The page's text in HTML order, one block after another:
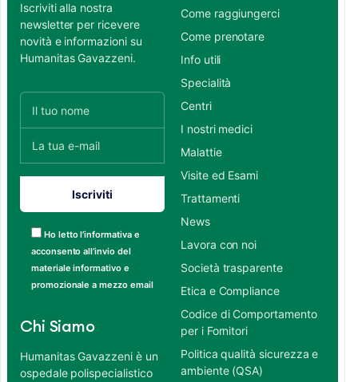
Iscriviti alla nostra
newsletter per ricevere
novità e informazioni su
Humanitas Gavazzeni.
Ho letto l’informativa e
acconsento all’invio del
materiale informativo e
promozionale a mezzo email
Chi Siamo
Humanitas Gavazzeni è un
ospedale polispecialistico
Come raggiungerci
Come prenotare
Info utili
Specialità
Centri
I nostri medici
Malattie
Visite ed Esami
Trattamenti
News
Lavora con noi
Società trasparente
Etica e Compliance
Codice di Comportamento
per i Fornitori
Politica qualità sicurezza e
ambiente (QSA)